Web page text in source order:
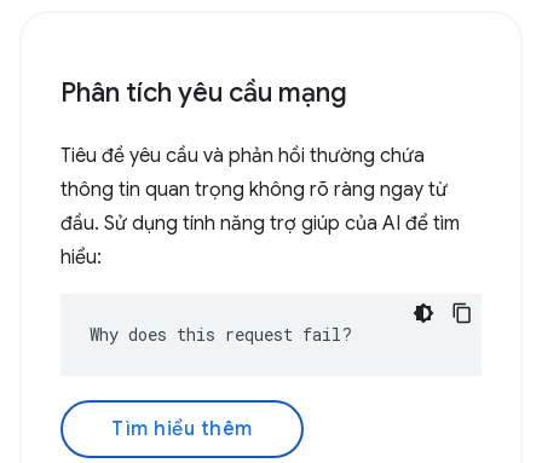
Phân tích yêu cầu mạng
Tiêu đề yêu cầu và phản hồi thường chứa
thông tin quan trọng không rõ ràng ngay từ
đầu. Sử dụng tính năng trợ giúp của AI để tìm
hiểu:
Why does this request fail?
Tìm hiểu thêm